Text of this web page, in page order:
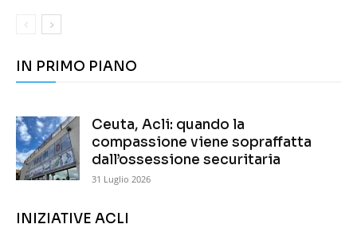
IN PRIMO PIANO
Ceuta, Acli: quando la
compassione viene sopraffatta
dall’ossessione securitaria
31 Luglio 2026
INIZIATIVE ACLI